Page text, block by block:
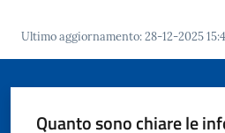
San
Ultimo aggiornamento:28-12-2025
Quanto sono chiare le